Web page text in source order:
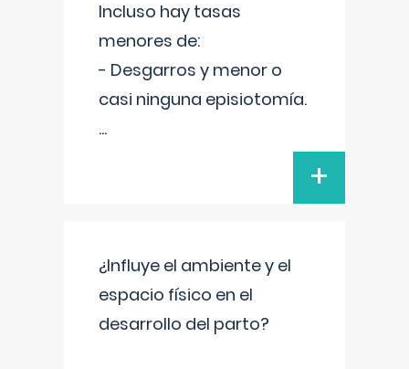
Incluso hay tasas
menores de:
- Desgarros y menor o
casi ninguna episiotomía.
...
+
¿Influye el ambiente y el
espacio físico en el
desarrollo del parto?